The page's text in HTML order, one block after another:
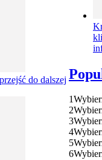
do dalszej
1
2
3
4
5
6